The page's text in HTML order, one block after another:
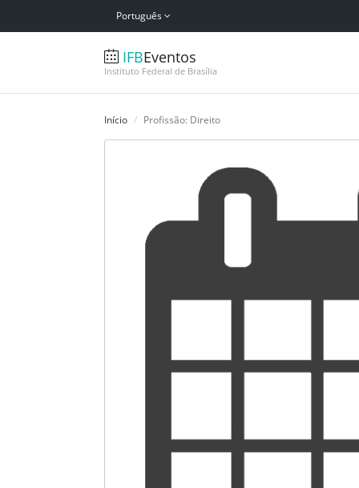
Português
IFBEventos
Instituto Federal de Brasília
Início Profissão: Direito